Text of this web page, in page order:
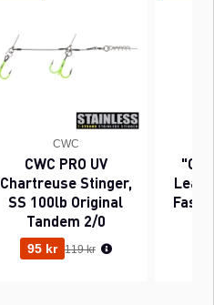
CWC
CWC PRO UV
Chartreuse Stinger,
SS 100lb Original
Tandem 2/0
95 kr Ordinarie pris:
119 kr